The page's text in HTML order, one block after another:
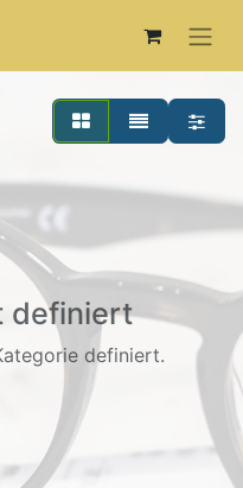
definiert
definiert.